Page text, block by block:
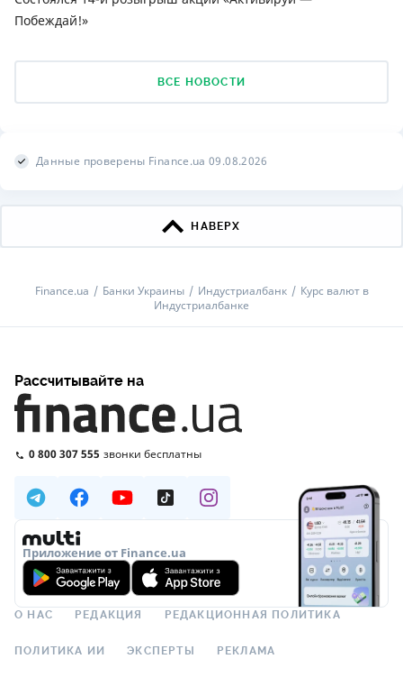
Побеждай!»
ВСЕ НОВОСТИ
Данные проверены Finance.ua 09.08.2026
НАВЕРХ
Finance.ua Банки Украины Индустриалбанк
Курс валют в
Индустриалбанке
Рассчитывайте на
0 800 307 555 звонки бесплатны
Приложение от Finance.ua
О НАС РЕДАКЦИЯ РЕДАКЦИОННАЯ ПОЛИТИКА
ПОЛИТИКА ИИ ЭКСПЕРТЫ РЕКЛАМА